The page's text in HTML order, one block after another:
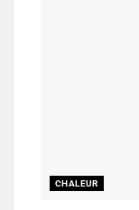
CHALEUR